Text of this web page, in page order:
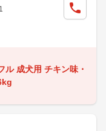
ル 成犬用 チキン味・